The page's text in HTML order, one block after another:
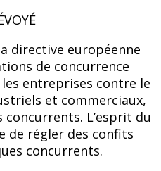
directive européenne
de concurrence
entreprises contre le
et commerciaux,
L’esprit du
régler des confits
concurrents.